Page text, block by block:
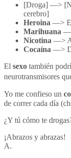
[Droga] —>
cerebro]
Heroina —>
Marihuana
Nicotina —>
Cocaína —>
El sexo también
neurotransmisores
Yo me confieso un
de correr cada día
¿Y tú cómo te
¡Abrazos y abrazas!
A.